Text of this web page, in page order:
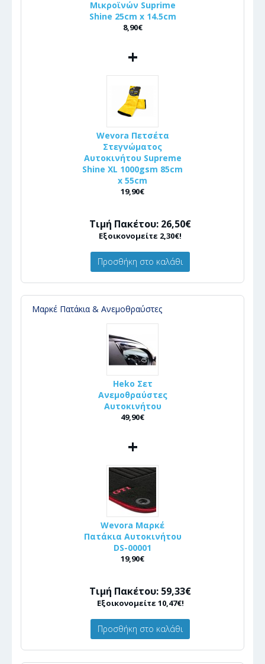
Μικροϊνών Suprime
Shine 25cm x 14.5cm
8,90€
+
Wevora Πετσέτα
Στεγνώματος
Αυτοκινήτου Supreme
Shine XL 1000gsm 85cm
x 55cm
19,90€
Τιμή Πακέτου: 26,50€
Εξοικονομείτε 2,30€!
Προσθήκη στο καλάθι
Μαρκέ Πατάκια & Ανεμοθραύστες
Heko Σετ
Ανεμοθραύστες
Αυτοκινήτου
49,90€
+
Wevora Μαρκέ
Πατάκια Αυτοκινήτου
DS-00001
19,90€
Τιμή Πακέτου: 59,33€
Εξοικονομείτε 10,47€!
Προσθήκη στο καλάθι